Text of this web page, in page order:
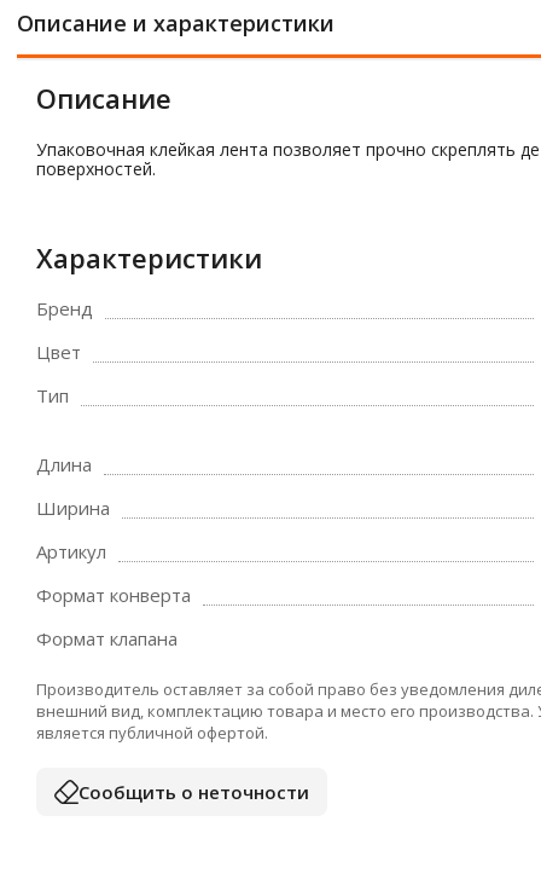
Описание и характеристики
Описание
Упаковочная клейкая лента позволяет прочно скреплять
поверхностей.
Характеристики
Бренд
Цвет
Тип
Длина
Ширина
Артикул
Формат конверта
Формат клапана
Производитель оставляет за собой право без уведомления
внешний вид, комплектацию товара и место его
является публичной офертой.
Сообщить о неточности